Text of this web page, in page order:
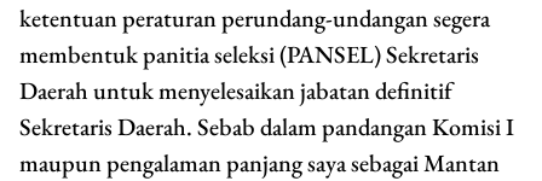
ketentuan peraturan perundang-undangan segera
membentuk panitia seleksi (PANSEL) Sekretaris
Daerah untuk menyelesaikan jabatan definitif
Sekretaris Daerah. Sebab dalam pandangan Komisi I
maupun pengalaman panjang saya sebagai Mantan